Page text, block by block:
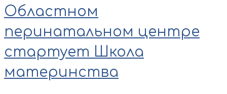
Областном
перинатальном центре
стартует Школа
материнства